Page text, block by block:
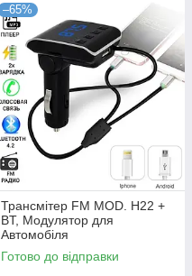
–65%
Трансмітер FM MOD. H22 +
BT, Модулятор для
Автомобіля
Готово до відправки